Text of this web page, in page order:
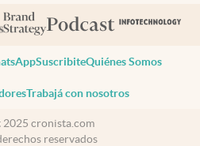
SuscribiteQuiénes Somos
Trabajá con nosotros
cronista.com
reservados